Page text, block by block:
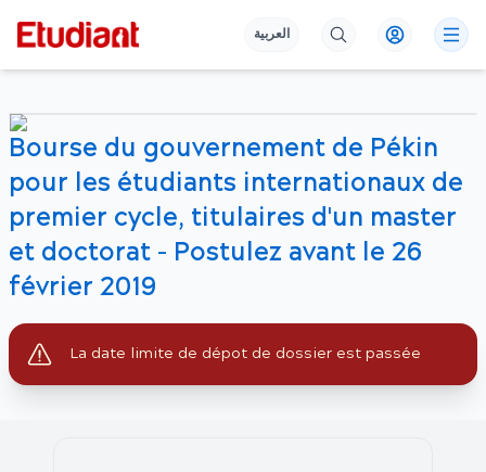
العربية
Bourse du gouvernement de Pékin
pour les étudiants internationaux de
premier cycle, titulaires d'un master
et doctorat - Postulez avant le 26
février 2019
La date limite de dépot de dossier est passée